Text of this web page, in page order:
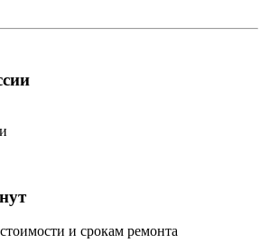
и срокам ремонта